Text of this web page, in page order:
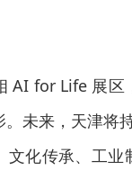
AI for Life 展
未来，天津将
文化传承、工